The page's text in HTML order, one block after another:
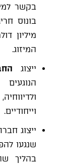
מיליון
המיזוג.
ייצוג
וייחודיים.
ייצוג
שנגעו
בהליך